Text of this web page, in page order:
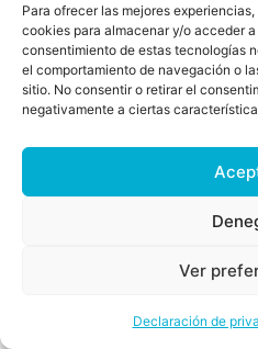
Para ofrecer las mejores
cookies para almacenar y/o acceder
consentimiento de estas tecnologías
el comportamiento de navegación o
sitio. No consentir o retirar el
negativamente a ciertas
Ver
Declaración de
Roberto
•Máster en